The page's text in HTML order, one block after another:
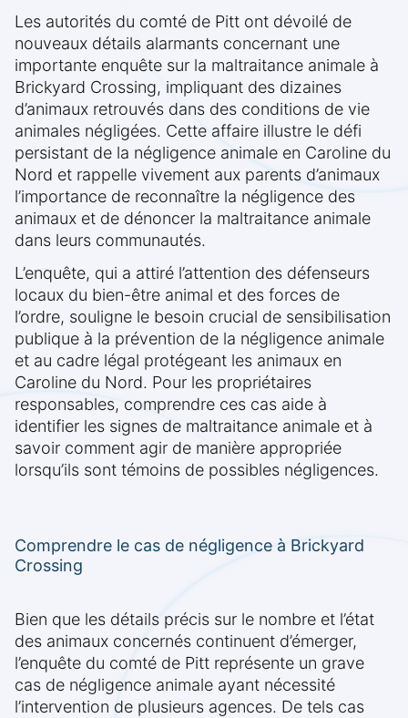
Les autorités du comté de Pitt ont dévoilé de
nouveaux détails alarmants concernant une
importante enquête sur la maltraitance animale à
Brickyard Crossing, impliquant des dizaines
d’animaux retrouvés dans des conditions de vie
animales négligées. Cette affaire illustre le défi
persistant de la négligence animale en Caroline du
Nord et rappelle vivement aux parents d’animaux
l’importance de reconnaître la négligence des
animaux et de dénoncer la maltraitance animale
dans leurs communautés.
L’enquête, qui a attiré l’attention des défenseurs
locaux du bien-être animal et des forces de
l’ordre, souligne le besoin crucial de sensibilisation
publique à la prévention de la négligence animale
et au cadre légal protégeant les animaux en
Caroline du Nord. Pour les propriétaires
responsables, comprendre ces cas aide à
identifier les signes de maltraitance animale et à
savoir comment agir de manière appropriée
lorsqu’ils sont témoins de possibles négligences.
Comprendre le cas de négligence à Brickyard
Crossing
Bien que les détails précis sur le nombre et l’état
des animaux concernés continuent d’émerger,
l’enquête du comté de Pitt représente un grave
cas de négligence animale ayant nécessité
l’intervention de plusieurs agences. De tels cas